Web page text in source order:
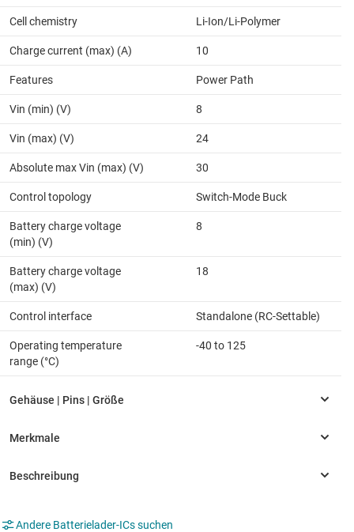
Cell chemistry Li-Ion/Li-Polymer
Charge current (max) (A) 10
Features Power Path
Vin (min) (V) 8
Vin (max) (V) 24
Absolute max Vin (max) (V) 30
Control topology Switch-Mode Buck
Battery charge voltage
(min) (V)
8
Battery charge voltage
(max) (V)
18
Control interface Standalone (RC-Settable)
Operating temperature
range (°C)
-40 to 125
Andere Batterielader-ICs suchen